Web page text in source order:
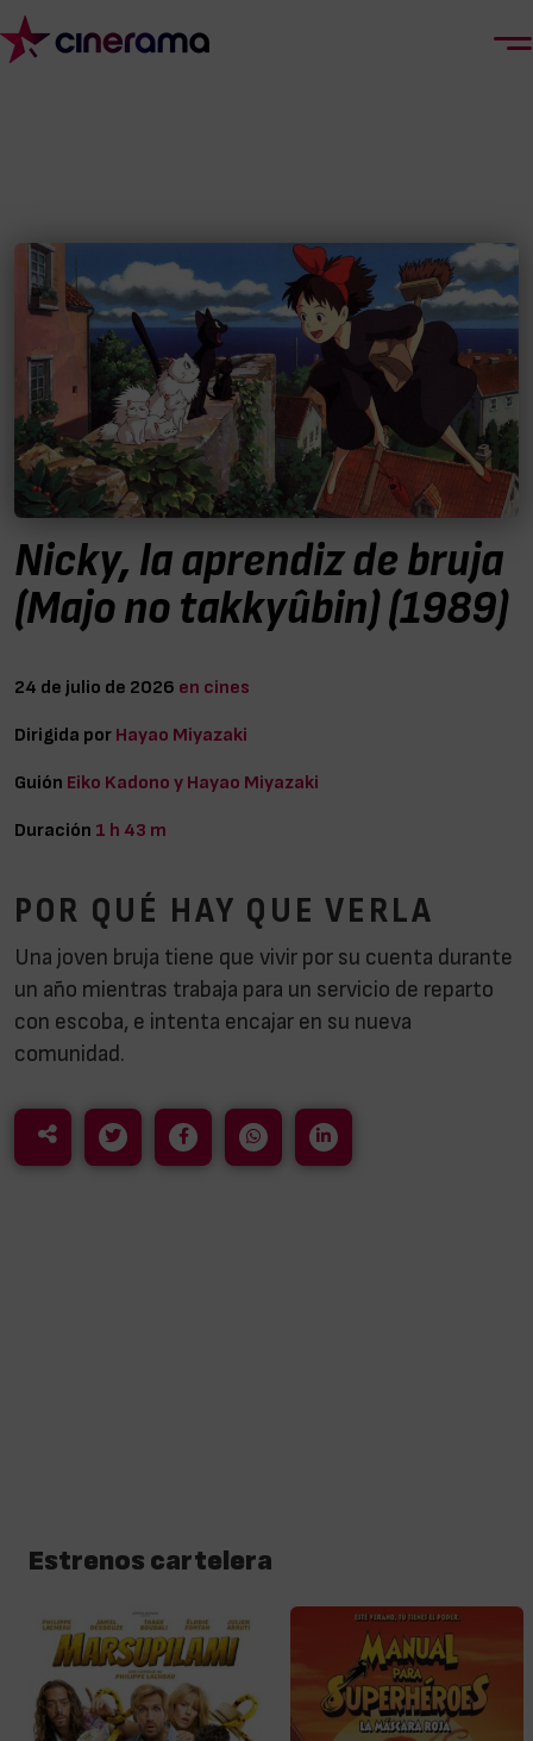
Nicky, la aprendiz de bruja
(Majo no takkyûbin) (1989)
24 de julio de 2026 en cines
Dirigida por Hayao Miyazaki
Guión Eiko Kadono y Hayao Miyazaki
Duración 1 h 43 m
POR QUÉ HAY QUE VERLA
Una joven bruja tiene que vivir por su cuenta durante
un año mientras trabaja para un servicio de reparto
con escoba, e intenta encajar en su nueva
comunidad.
Estrenos cartelera